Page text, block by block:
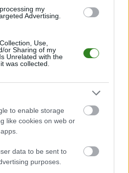
my
Advertising.
Use,
or Sharing of my
Unrelated with the
was collected.
to enable storage
like cookies on web or
data to be sent to
purposes.
- Borowiec Straszęcin
odbędzie się w
B, gr. II. Spotkanie zostanie rozegrane
do tego spotkania w roli
sobie w sezonie 2025/2026 rozgrywek
własną publicznością? Na tej stronie
tylko mecze u siebie. W tabeli
wyjazdowe możecie natomiast
w tabeli
- Dębica > Klasa B, gr. II gospodarze
10. miejsce
mecze obu drużyn oraz statystyki